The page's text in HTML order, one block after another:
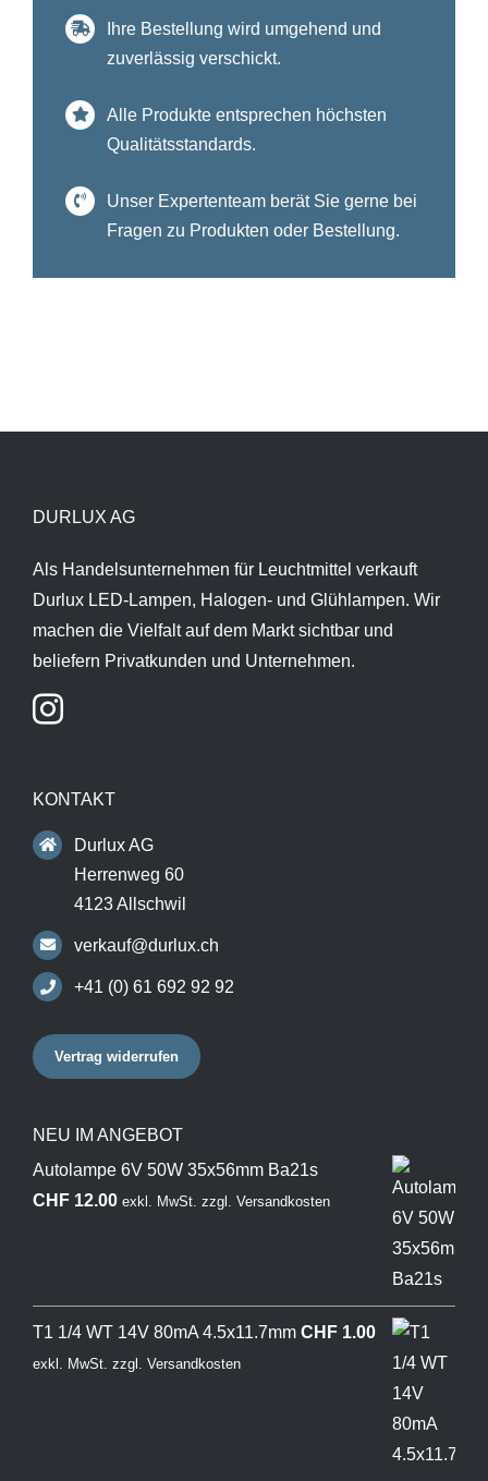
Ihre Bestellung wird umgehend und
zuverlässig verschickt.
Alle Produkte entsprechen höchsten
Qualitätsstandards.
Unser Expertenteam berät Sie gerne bei
Fragen zu Produkten oder Bestellung.
DURLUX AG
Als Handelsunternehmen für Leuchtmittel verkauft
Durlux LED-Lampen, Halogen- und Glühlampen. Wir
machen die Vielfalt auf dem Markt sichtbar und
beliefern Privatkunden und Unternehmen.
KONTAKT
Durlux AG
Herrenweg 60
4123 Allschwil
verkauf@durlux.ch
+41 (0) 61 692 92 92
Vertrag widerrufen
NEU IM ANGEBOT
Autolampe 6V 50W 35x56mm Ba21s
CHF12.00 exkl. MwSt. zzgl. Versandkosten
T1 1/4 WT 14V 80mA 4.5x11.7mm CHF1.00
exkl. MwSt. zzgl. Versandkosten